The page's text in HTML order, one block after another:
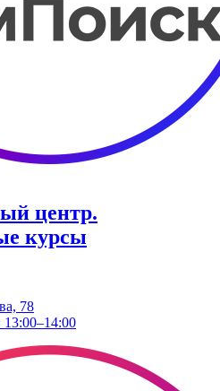
центр.
курсы
78